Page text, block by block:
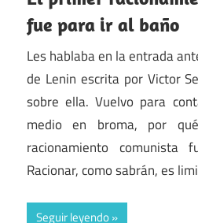
fue para ir al baño
Les hablaba en la entrada
de Lenin escrita por Victor
sobre ella. Vuelvo para
medio en broma, por
racionamiento
Racionar, como sabrán, es
Seguir leyendo